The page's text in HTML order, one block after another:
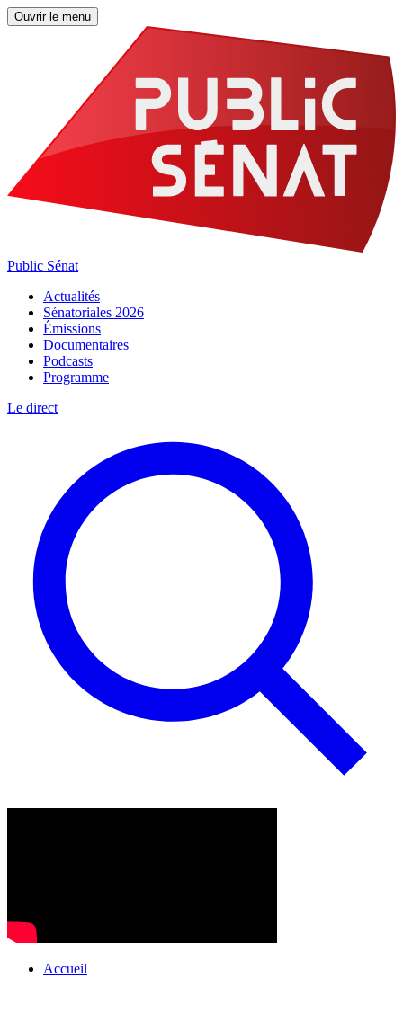
Ouvrir le menu
Public Sénat
Actualités
Sénatoriales 2026
Émissions
Documentaires
Podcasts
Programme
Le direct
Accueil